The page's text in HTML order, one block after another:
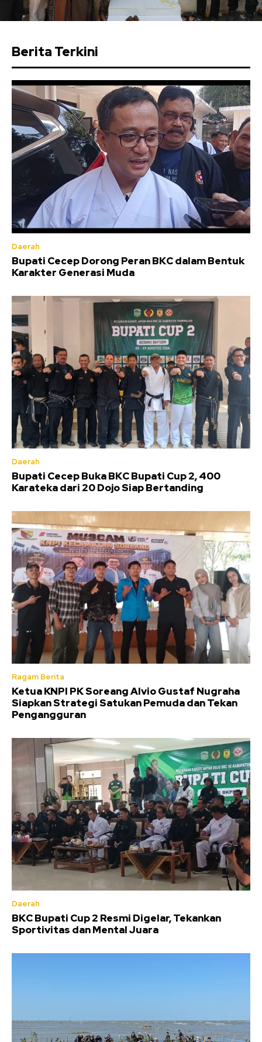
Berita Terkini
Daerah
Bupati Cecep Dorong Peran BKC dalam Bentuk
Karakter Generasi Muda
Daerah
Bupati Cecep Buka BKC Bupati Cup 2, 400
Karateka dari 20 Dojo Siap Bertanding
Ragam Berita
Ketua KNPI PK Soreang Alvio Gustaf Nugraha
Siapkan Strategi Satukan Pemuda dan Tekan
Pengangguran
Daerah
BKC Bupati Cup 2 Resmi Digelar, Tekankan
Sportivitas dan Mental Juara